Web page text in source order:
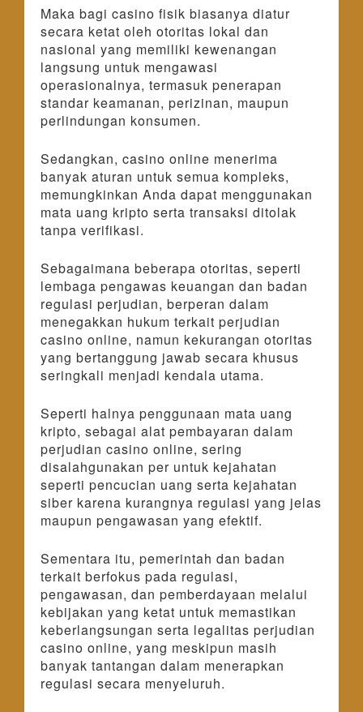
Maka bagi casino fisik biasanya diatur
secara ketat oleh otoritas lokal dan
nasional yang memiliki kewenangan
langsung untuk mengawasi
operasionalnya, termasuk penerapan
standar keamanan, perizinan, maupun
perlindungan konsumen.
Sedangkan, casino online menerima
banyak aturan untuk semua kompleks,
memungkinkan Anda dapat menggunakan
mata uang kripto serta transaksi ditolak
tanpa verifikasi.
Sebagaimana beberapa otoritas, seperti
lembaga pengawas keuangan dan badan
regulasi perjudian, berperan dalam
menegakkan hukum terkait perjudian
casino online, namun kekurangan otoritas
yang bertanggung jawab secara khusus
seringkali menjadi kendala utama.
Seperti halnya penggunaan mata uang
kripto, sebagai alat pembayaran dalam
perjudian casino online, sering
disalahgunakan per untuk kejahatan
seperti pencucian uang serta kejahatan
siber karena kurangnya regulasi yang jelas
maupun pengawasan yang efektif.
Sementara itu, pemerintah dan badan
terkait berfokus pada regulasi,
pengawasan, dan pemberdayaan melalui
kebijakan yang ketat untuk memastikan
keberlangsungan serta legalitas perjudian
casino online, yang meskipun masih
banyak tantangan dalam menerapkan
regulasi secara menyeluruh.